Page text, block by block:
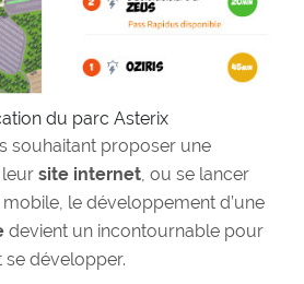
souhaitant proposer une
site internet, ou se lancer
le développement d’une
devient un incontournable pour
se développer.
du parc Asterix